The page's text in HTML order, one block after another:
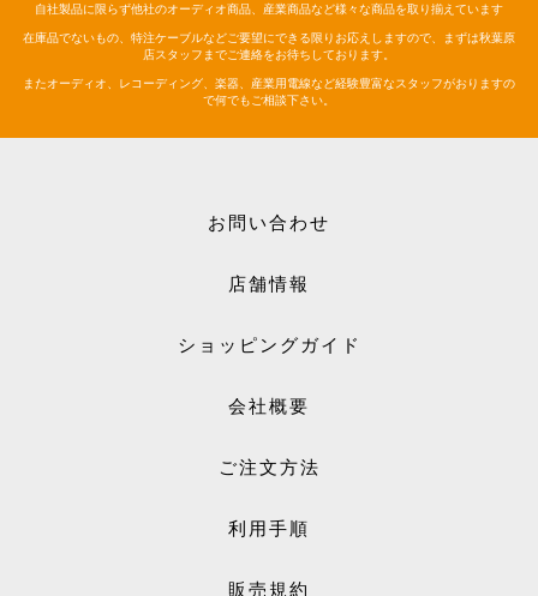
自社製品に限らず他社のオーディオ商品、産業商品など様々な商品を取り揃えています
在庫品でないもの、特注ケーブルなどご要望にできる限りお応えしますので、まずは秋葉原
店スタッフまでご連絡をお待ちしております。
またオーディオ、レコーディング、楽器、産業用電線など経験豊富なスタッフがおりますの
で何でもご相談下さい。
お問い合わせ
店舗情報
ショッピングガイド
会社概要
ご注文方法
利用手順
販売規約